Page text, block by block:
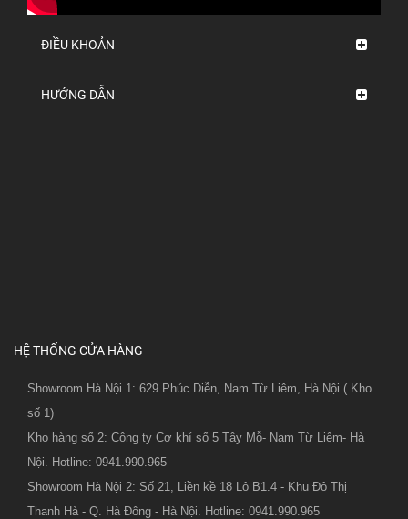
ĐIỀU KHOẢN
HƯỚNG DẪN
HỆ THỐNG CỬA HÀNG
Showroom Hà Nội 1: 629 Phúc Diễn, Nam Từ Liêm, Hà Nội.( Kho
số 1)
Kho hàng số 2: Công ty Cơ khí số 5 Tây Mỗ- Nam Từ Liêm- Hà
Nội. Hotline: 0941.990.965
Showroom Hà Nội 2: Số 21, Liền kề 18 Lô B1.4 - Khu Đô Thị
Thanh Hà - Q. Hà Đông - Hà Nội. Hotline: 0941.990.965